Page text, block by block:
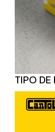
TIPO DE